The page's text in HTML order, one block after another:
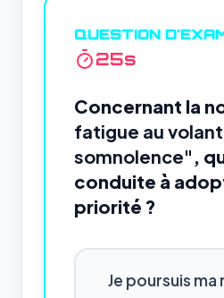
QUESTION
24s
Concernant la
fatigue au
somnolence" ,
conduite à
priorité ?
Je poursuis ma